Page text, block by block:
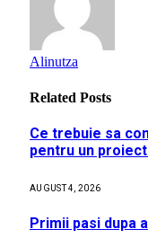
Alinutza
Related Posts
Ce trebuie sa
pentru un
AUGUST 4, 2026
Primii pasi dupa